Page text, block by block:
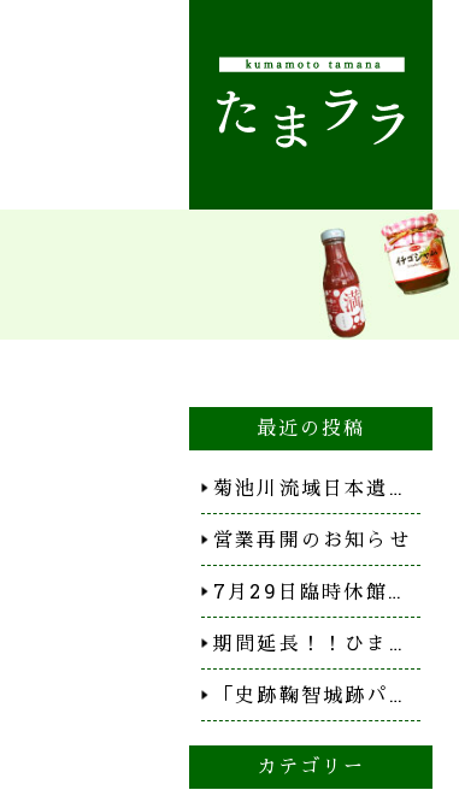
最近の投稿
菊池川流域日本遺…
営業再開のお知らせ
7月29日臨時休館…
期間延長！！ひま…
「史跡鞠智城跡パ…
カテゴリー